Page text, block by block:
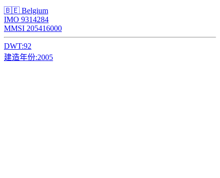
🇧🇪 Belgium
IMO 9314284
MMSI 205416000
DWT:92
建造年份:2005